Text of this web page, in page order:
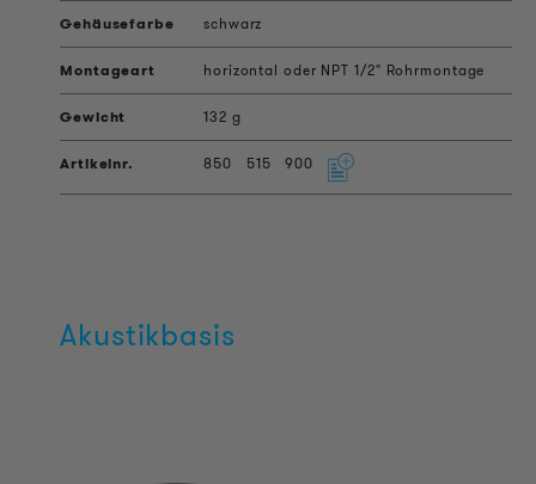
schwarz
horizontal oder NPT 1/2" Rohrmontage
132 g
850 515 900
Akustikbasis